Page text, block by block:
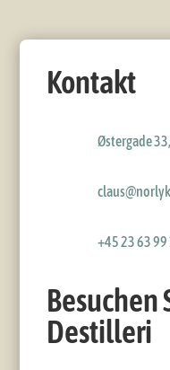
Kontakt
Østergade
+45 23 63 99
Besuchen
Destilleri